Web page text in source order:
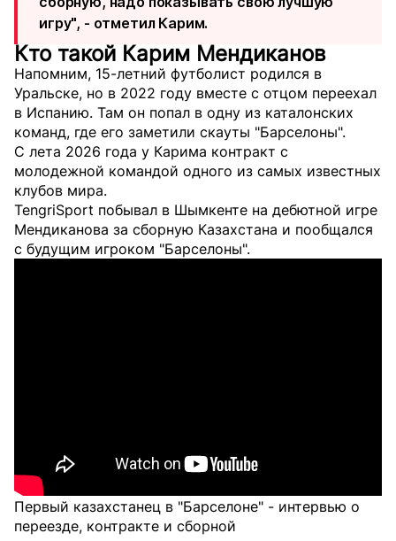
игру", - отметил Карим.
Кто такой Карим Мендиканов
Напомним, 15-летний футболист родился в
Уральске, но в 2022 году вместе с отцом переехал
в Испанию. Там он попал в одну из каталонских
команд, где его заметили скауты "Барселоны".
С лета 2026 года у Карима контракт с
молодежной командой одного из самых известных
клубов мира.
TengriSport побывал в Шымкенте на дебютной игре
Мендиканова за сборную Казахстана и пообщался
с будущим игроком "Барселоны".
Первый казахстанец в "Барселоне" - интервью о
переезде, контракте и сборной